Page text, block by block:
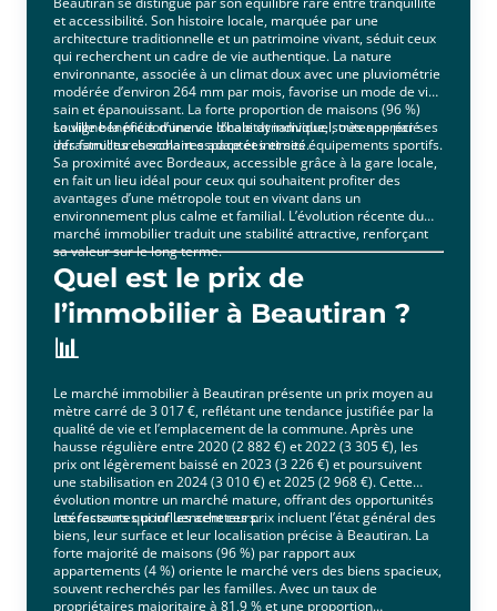
et accessibilité. Son histoire locale, marquée par une
architecture traditionnelle et un patrimoine vivant, séduit ceux
qui recherchent un cadre de vie authentique. La nature
environnante, associée à un climat doux avec une pluviométrie
modérée d’environ 264 mm par mois, favorise un mode de vie
sain et épanouissant. La forte proportion de maisons (96 %)
souligne la prédominance d’habitat individuel, très apprécié
des familles cherchant espace et intimité.
La ville bénéficie d’une vie locale dynamique, soutenue par ses
infrastructures scolaires adaptées et ses équipements sportifs.
Sa proximité avec Bordeaux, accessible grâce à la gare locale,
en fait un lieu idéal pour ceux qui souhaitent profiter des
avantages d’une métropole tout en vivant dans un
environnement plus calme et familial. L’évolution récente du
marché immobilier traduit une stabilité attractive, renforçant
sa valeur sur le long terme.
Quel est le prix de
l’immobilier à Beautiran ?
📊
Le marché immobilier à Beautiran présente un prix moyen au
mètre carré de 3 017 €, reflétant une tendance justifiée par la
qualité de vie et l’emplacement de la commune. Après une
hausse régulière entre 2020 (2 882 €) et 2022 (3 305 €), les
prix ont légèrement baissé en 2023 (3 226 €) et poursuivent
une stabilisation en 2024 (3 010 €) et 2025 (2 968 €). Cette
évolution montre un marché mature, offrant des opportunités
intéressantes pour les acheteurs.
Les facteurs qui influencent ces prix incluent l’état général des
biens, leur surface et leur localisation précise à Beautiran. La
forte majorité de maisons (96 %) par rapport aux
appartements (4 %) oriente le marché vers des biens spacieux,
souvent recherchés par les familles. Avec un taux de
propriétaires majoritaire à 81,9 % et une proportion